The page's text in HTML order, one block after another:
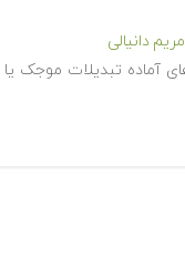
مریم دانیالی